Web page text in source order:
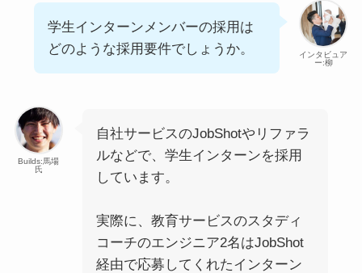
インタビュア
ー:柳
学生インターンメンバーの採用は
どのような採用要件でしょうか。
Builds:馬場
氏
自社サービスのJobShotやリファラ
ルなどで、学生インターンを採用
しています。
実際に、教育サービスのスタディ
コーチのエンジニア2名はJobShot
経由で応募してくれたインターン